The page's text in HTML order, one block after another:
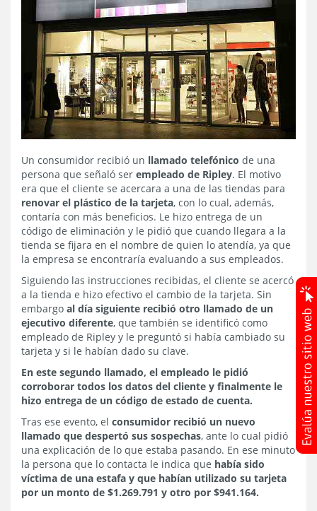
Un consumidor recibió un llamado telefónico de una
persona que señaló ser empleado de Ripley. El motivo
era que el cliente se acercara a una de las tiendas para
renovar el plástico de la tarjeta, con lo cual, además,
contaría con más beneficios. Le hizo entrega de un
código de eliminación y le pidió que cuando llegara a la
tienda se fijara en el nombre de quien lo atendía, ya que
la empresa se encontraría evaluando a sus empleados.
Siguiendo las instrucciones recibidas, el cliente se acercó
a la tienda e hizo efectivo el cambio de la tarjeta. Sin
embargo al día siguiente recibió otro llamado de un
ejecutivo diferente, que también se identificó como
empleado de Ripley y le preguntó si había cambiado su
tarjeta y si le habían dado su clave.
En este segundo llamado, el empleado le pidió
corroborar todos los datos del cliente y finalmente le
hizo entrega de un código de estado de cuenta.
Tras ese evento, el consumidor recibió un nuevo
llamado que despertó sus sospechas, ante lo cual pidió
una explicación de lo que estaba pasando. En ese minuto
la persona que lo contacta le indica que había sido
víctima de una estafa y que habían utilizado su tarjeta
por un monto de $1.269.791 y otro por $941.164.